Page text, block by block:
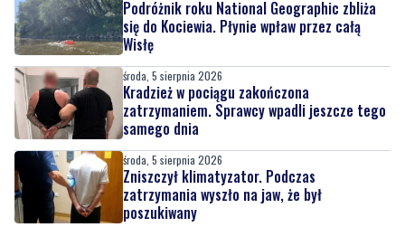
Podróżnik roku National Geographic zbliża
się do Kociewia. Płynie wpław przez całą
Wisłę
środa, 5 sierpnia 2026
Kradzież w pociągu zakończona
zatrzymaniem. Sprawcy wpadli jeszcze tego
samego dnia
środa, 5 sierpnia 2026
Zniszczył klimatyzator. Podczas
zatrzymania wyszło na jaw, że był
poszukiwany